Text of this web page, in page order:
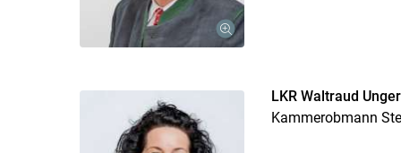
LKR Waltraud
Kammerobmann